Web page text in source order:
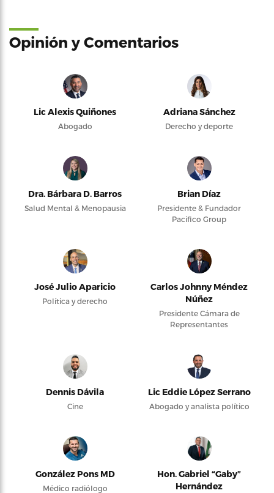
Opinión y Comentarios
Lic Alexis Quiñones
Abogado
Adriana Sánchez
Derecho y deporte
Dra. Bárbara D. Barros
Salud Mental & Menopausia
Brian Díaz
Presidente & Fundador
Pacifico Group
José Julio Aparicio
Política y derecho
Carlos Johnny Méndez
Núñez
Presidente Cámara de
Representantes
Dennis Dávila
Cine
Lic Eddie López Serrano
Abogado y analista político
González Pons MD
Médico radiólogo
Hon. Gabriel “Gaby”
Hernández